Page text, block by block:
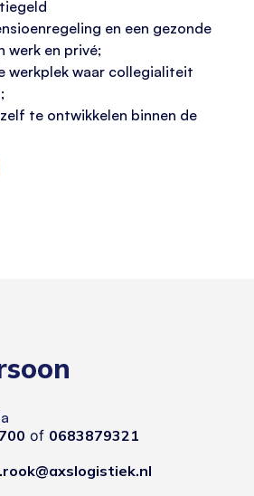
en een gezonde
werk en privé;
werkplek waar collegialiteit
te ontwikkelen binnen de
of 0683879321